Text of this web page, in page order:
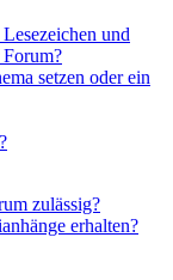
und
setzen oder ein
zulässig?
erhalten?